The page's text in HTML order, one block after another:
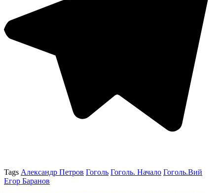
Tags Александр Петров Гоголь Гоголь. Начало Гоголь.Вий
Егор Баранов